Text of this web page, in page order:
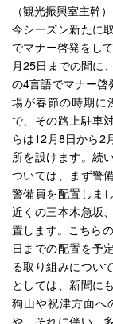
（観光振興室主幹）
今シーズン新たに
でマナー啓発をし
月25日までの間に
の4言語でマナー
場が春節の時期に
で、その路上駐車
らは12月8日から2
所を設けます。続
ついては、まず警
警備員を配置しま
近くの三本木急坂
置します。こちら
日までの配置を予
る取り組みについ
としては、新聞に
狗山や祝津方面へ
や、それに伴い、